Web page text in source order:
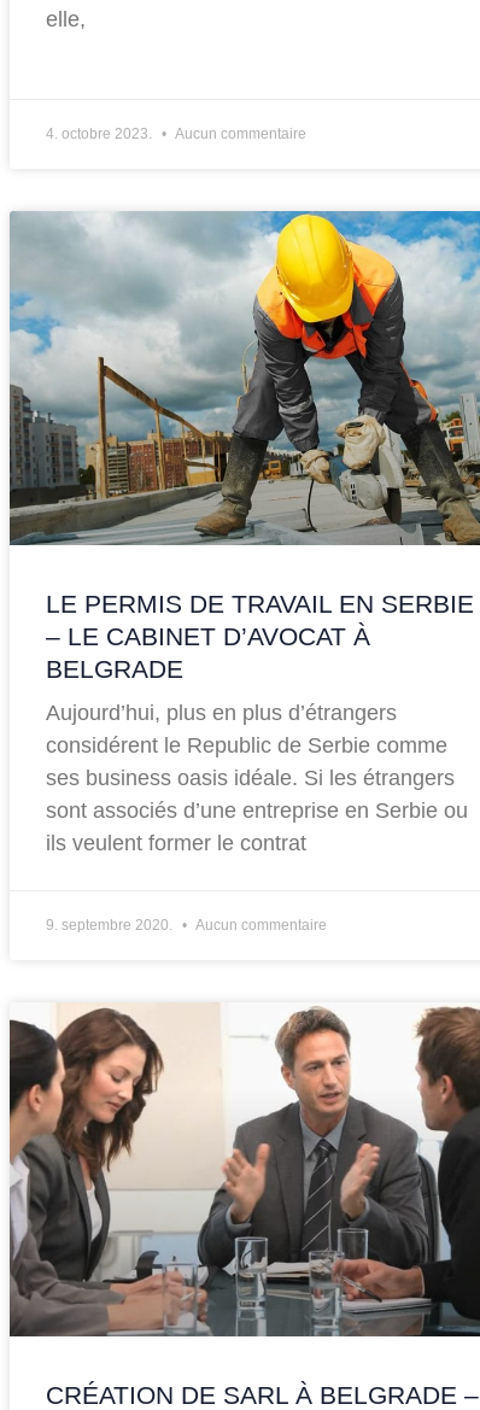
elle,
4. octobre 2023. Aucun commentaire
LE PERMIS DE TRAVAIL EN SERBIE
– LE CABINET D’AVOCAT À
BELGRADE
Aujourd’hui, plus en plus d’étrangers
considérent le Republic de Serbie comme
ses business oasis idéale. Si les étrangers
sont associés d’une entreprise en Serbie ou
ils veulent former le contrat
9. septembre 2020. Aucun commentaire
CRÉATION DE SARL À BELGRADE –